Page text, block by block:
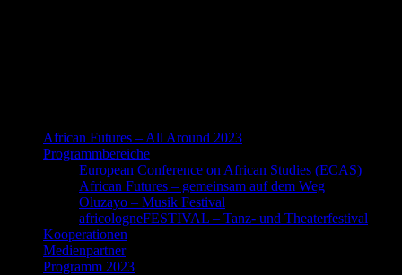
African Futures – All Around 2023
Programmbereiche
European Conference on African Studies (ECAS)
African Futures – gemeinsam auf dem Weg
Oluzayo – Musik Festival
africologneFESTIVAL – Tanz- und Theaterfestival
Kooperationen
Medienpartner
Programm 2023